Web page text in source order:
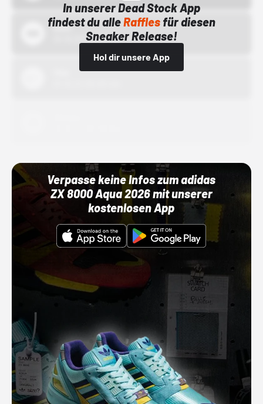
In unserer Dead Stock App
findest du alleRafflesfür diesen
Sneaker Release!
Hol dir unsere App
Bstn
01.10.22 00:00 Uhr
Verpasse keine Infos zum adidas
ZX 8000 Aqua 2026 mit unserer
kostenlosen App